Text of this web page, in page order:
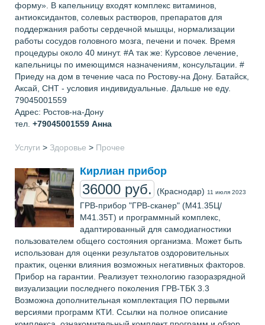
форму». В капельницу входят комплекс витаминов,
антиоксидантов, солевых растворов, препаратов для
поддержания работы сердечной мышцы, нормализации
работы сосудов головного мозга, печени и почек. Время
процедуры около 40 минут. #А так же: Курсовое лечение,
капельницы по имеющимся назначениям, консультации. #
Приеду на дом в течение часа по Ростову-на Дону. Батайск,
Аксай, СНТ - условия индивидуальные. Дальше не еду.
79045001559
Адрес: Ростов-на-Дону
тел. +79045001559 Анна
Услуги > Здоровье > Прочее
Кирлиан прибор
36000 руб. (Краснодар) 11 июля 2023
ГРВ-прибор "ГРВ-сканер" (М41.35Ц/
М41.35Т) и программный комплекс,
адаптированный для самодиагностики
пользователем общего состояния организма. Может быть
использован для оценки результатов оздоровительных
практик, оценки влияния возможных негативных факторов.
Прибор на гарантии. Реализует технологию газоразрядной
визуализации последнего поколения ГРВ-ТБК 3.3
Возможна дополнительная комплектация ПО первыми
версиями программ КТИ. Ссылки на полное описание